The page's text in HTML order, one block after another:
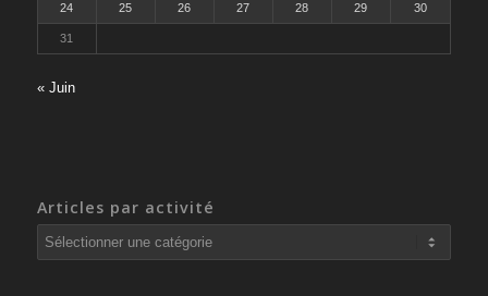
24 25 26 27 28 29 30
31
« Juin
Articles par activité
Articles
par